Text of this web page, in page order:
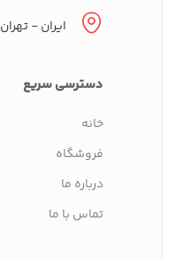
ایران - تهران
دسترسی سریع
خانه
فروشگاه
درباره ما
تماس با ما